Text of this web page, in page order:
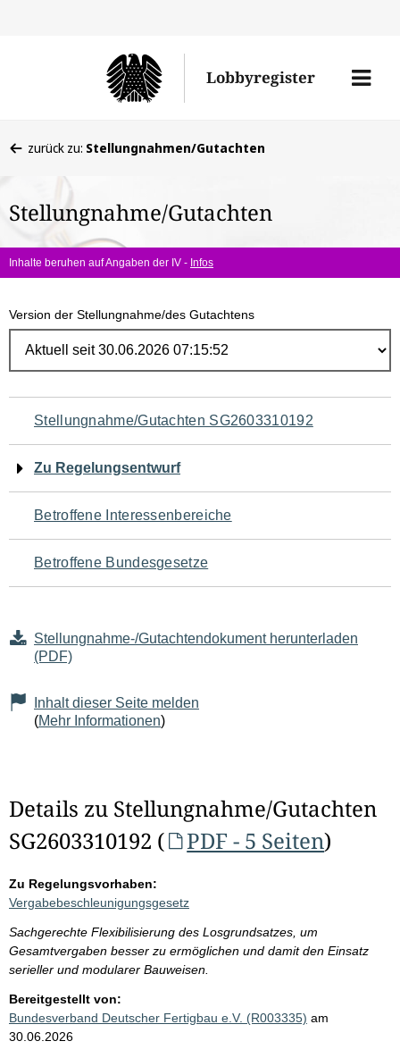
Lobbyregister
Menü
befinden
hier:
zurück zu: Stellungnahmen/Gutachten
Stellungnahme/Gutachten
Inhalte beruhen auf Angaben der IV - Infos
Version der Stellungnahme/des Gutachtens
Navigation
für
den
Seiteninhalt
Stellungnahme/Gutachten SG2603310192
Zu Regelungsentwurf
Betroffene Interessenbereiche
Betroffene Bundesgesetze
Stellungnahme-/Gutachtendokument herunterladen
(PDF)
Inhalt dieser Seite melden
(Mehr Informationen)
Details zu Stellungnahme/Gutachten
SG2603310192 (
PDF - 5 Seiten)
Zu Regelungsvorhaben:
Vergabebeschleunigungsgesetz
Sachgerechte Flexibilisierung des Losgrundsatzes, um
Gesamtvergaben besser zu ermöglichen und damit den Einsatz
serieller und modularer Bauweisen.
Bereitgestellt von:
Bundesverband Deutscher Fertigbau e.V. (R003335) am
30.06.2026